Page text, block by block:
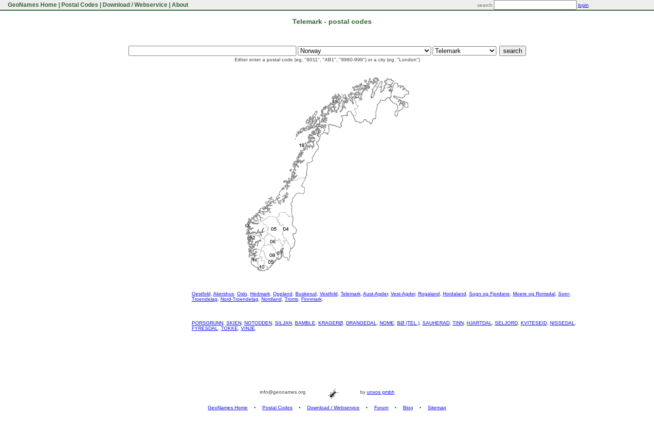
GeoNames Home Postal Codes Download / Webservice About search login
Telemark - postal codes
Either enter a postal code (eg. "9011", "AB1", "9980-999") or a city (eg. "London")
Oestfold Akershus, Oslo, Hedmark, Oppland Buskerud Vestfold Telemark, Aust-Agder, Vest-Agder, Rogaland Hordaland Sogn og Fjordane Moere og Romsdal, Soer-
Troendelag
Nord-Troendelag Nordland Troms, Finnmark,
PORSGRUNN, SKIEN, NOTODDEN, SILJAN, BAMBLE KRAGERØ, DRANGEDAL NOME BØ (TEL.), SAUHERAD, TINN, HJARTDAL SELJORD, KVITESEID, NISSEDAL
FYRESDAL
TOKKE VINJE
info@geonames.org by unxos gmbh
GeoNames Home • Postal Codes • Download / Webservice • Forum • Blog • Sitemap